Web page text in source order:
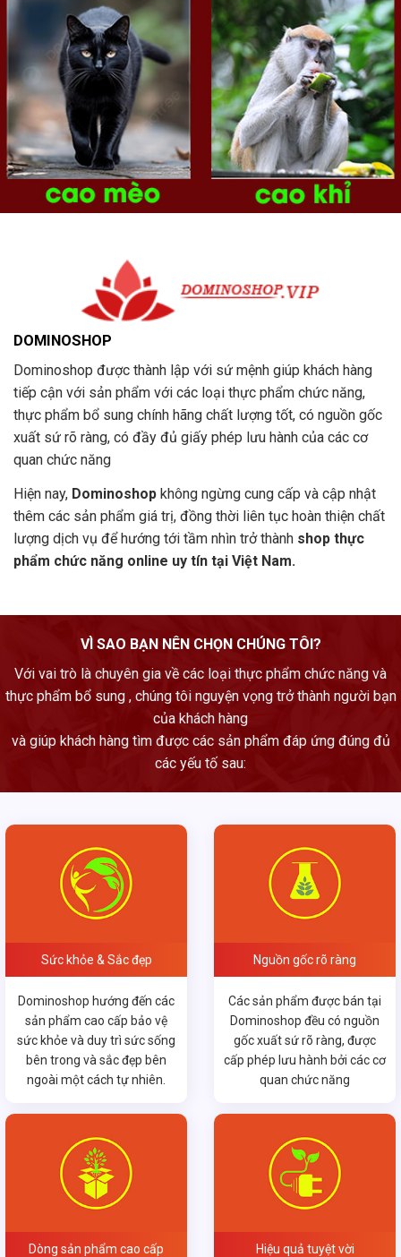
DOMINOSHOP
Dominoshop được thành lập với sứ mệnh giúp khách hàng
tiếp cận với sản phẩm với các loại thực phẩm chức năng,
thực phẩm bổ sung chính hãng chất lượng tốt, có nguồn gốc
xuất sứ rõ ràng, có đầy đủ giấy phép lưu hành của các cơ
quan chức năng
Hiện nay, Dominoshop không ngừng cung cấp và cập nhật
thêm các sản phẩm giá trị, đồng thời liên tục hoàn thiện chất
lượng dịch vụ để hướng tới tầm nhìn trở thành shop thực
phẩm chức năng online uy tín tại Việt Nam.
VÌ SAO BẠN NÊN CHỌN CHÚNG TÔI?
Với vai trò là chuyên gia về các loại thực phẩm chức năng và
thực phẩm bổ sung , chúng tôi nguyện vọng trở thành người bạn
của khách hàng
và giúp khách hàng tìm được các sản phẩm đáp ứng đúng đủ
các yếu tố sau:
Sức khỏe & Sắc đẹp
Dominoshop hướng đến các
sản phẩm cao cấp bảo vệ
sức khỏe và duy trì sức sống
bên trong và sắc đẹp bên
ngoài một cách tự nhiên.
Nguồn gốc rõ ràng
Các sản phẩm được bán tại
Dominoshop đều có nguồn
gốc xuất sứ rõ ràng, được
cấp phép lưu hành bởi các cơ
quan chức năng
Dòng sản phẩm cao cấp Hiệu quả tuyệt vời